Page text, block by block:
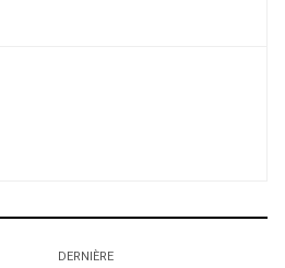
fier de son algérianité
DERNIÈRE